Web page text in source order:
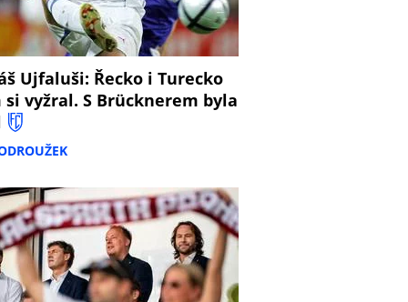
Ujfaluši: Řecko i Turecko
si vyžral. S Brücknerem byla